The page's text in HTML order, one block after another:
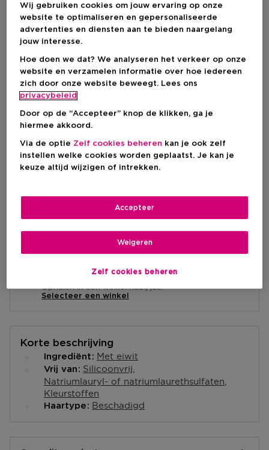
Kies je formaat
200 ML Op voorraad
200 ML
€ 57,10
€ 57,10
Ophalen in een winkel
Ophalen in een winkel nabij jou.
Selecteer een winkel
Korte beschrijving
Ingrediënt Met eiwit
Vrij van Silicoonvrij
Natriumlauryl- of natriumlaurethsulfaten
Kleurstoffen
Haartype Beschadigd
Wij gebruiken cookies om jouw ervaring op onze
website te optimaliseren en gepersonaliseerde
advertenties en diensten aan te bieden naargelang
jouw interesse.
Hoe doen we dat? We analyseren het verkeer op onze
website en verzamelen informatie over hoe iedereen
zich door onze website beweegt. Lees ons
privacybeleid
Door op de “Accepteer” knop de klikken, ga je
hiermee akkoord.
Via de optie Zelf cookies beheren kan je ook zelf
instellen welke cookies worden geplaatst. Je kan je
keuze altijd wijzigen of intrekken.
Zelf cookies beheren
Weigeren
Accepteer